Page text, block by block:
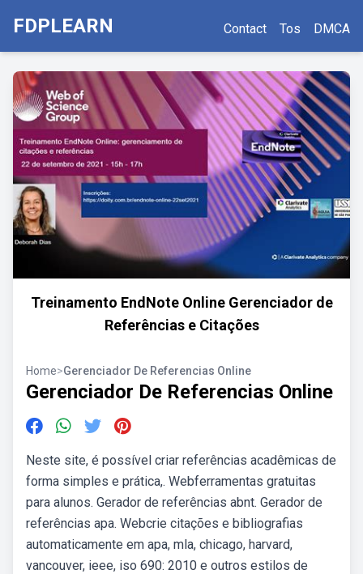
FDPLEARN Contact Tos DMCA
Treinamento EndNote Online Gerenciador de
Referências e Citações
Home>Gerenciador De Referencias Online
Gerenciador De Referencias Online
Neste site, é possível criar referências acadêmicas de
forma simples e prática,. Webferramentas gratuitas
para alunos. Gerador de referências abnt. Gerador de
referências apa. Webcrie citações e bibliografias
automaticamente em apa, mla, chicago, harvard,
vancouver, ieee, iso 690: 2010 e outros estilos de